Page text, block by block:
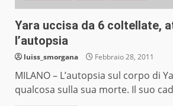
Yara uccisa da 6 coltellate,
l’autopsia
luiss_smorgana Febbraio 28, 2011
MILANO – L’autopsia sul corpo di
qualcosa sulla sua morte. Il suo